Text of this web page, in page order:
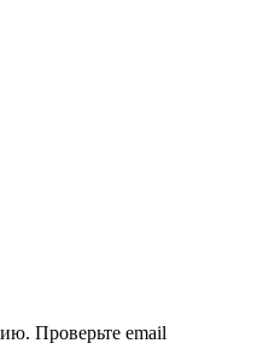
Проверьте email